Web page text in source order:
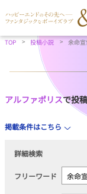
TOP 投稿小説 余命
アルファポリスで投
掲載条件はこちら
詳細検索
フリーワード